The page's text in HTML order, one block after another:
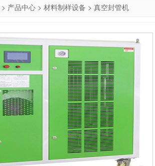
> 产品中心 > 材料制样设备 > 真空封管机